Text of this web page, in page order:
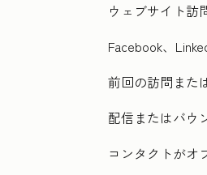
ウェブサイト訪
Facebook、
前回の訪問また
配信またはバウ
コンタクトがオ